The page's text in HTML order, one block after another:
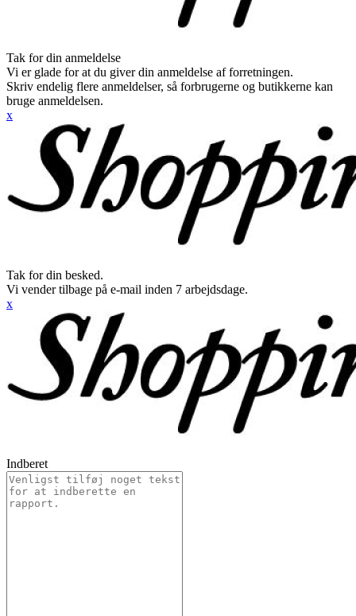
Tak for din anmeldelse
Vi er glade for at du giver din anmeldelse af forretningen.
Skriv endelig flere anmeldelser, så forbrugerne og butikkerne kan
bruge anmeldelsen.
x
Tak for din besked.
Vi vender tilbage på e-mail inden 7 arbejdsdage.
x
Indberet